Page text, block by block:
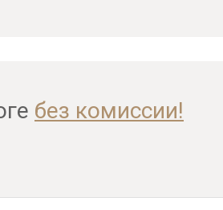
без комиссии!